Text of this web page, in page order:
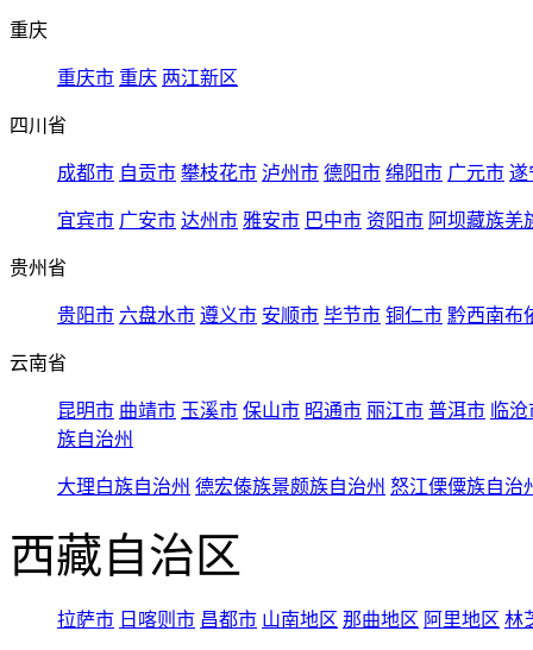
重庆
重庆市 重庆 两江新区
四川省
成都市 自贡市 攀枝花市 泸州市 德阳市 绵阳市 广元市 遂
宜宾市 广安市 达州市 雅安市 巴中市 资阳市 阿坝藏族羌
贵州省
贵阳市 六盘水市 遵义市 安顺市 毕节市 铜仁市 黔西南布
云南省
昆明市 曲靖市 玉溪市 保山市 昭通市 丽江市 普洱市 临
族自治州
大理白族自治州 德宏傣族景颇族自治州 怒江傈僳族自治
西藏自治区
拉萨市 日喀则市 昌都市 山南地区 那曲地区 阿里地区 林